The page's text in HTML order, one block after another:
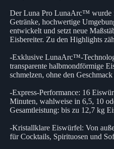
Der Luna Pro LunaArc™ wurde
Getränke, hochwertige
entwickelt und setzt neue
Eisbereiter. Zu den Highlights
-Exklusive LunaArc™-
transparente halbmondförmige
schmelzen, ohne den
-Express-Performance: 16
Minuten, wahlweise in 6,5, 10
Gesamtleistung: bis zu 12,7 kg
-Kristallklare Eiswürfel: Von
für Cocktails, Spirituosen und